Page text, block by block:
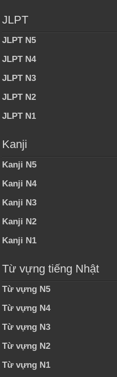
JLPT
JLPT N5
JLPT N4
JLPT N3
JLPT N2
JLPT N1
Kanji
Kanji N5
Kanji N4
Kanji N3
Kanji N2
Kanji N1
Từ vựng tiếng Nhật
Từ vựng N5
Từ vựng N4
Từ vựng N3
Từ vựng N2
Từ vựng N1